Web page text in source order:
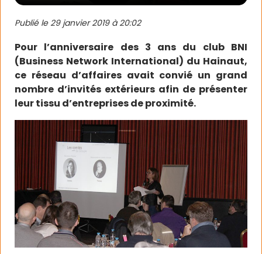
Publié le29 janvier 2019 à 20:02
Pour l’anniversaire des 3 ans du club BNI
(Business Network International) du Hainaut,
ce réseau d’affaires avait convié un grand
nombre d’invités extérieurs afin de présenter
leur tissu d’entreprises de proximité.